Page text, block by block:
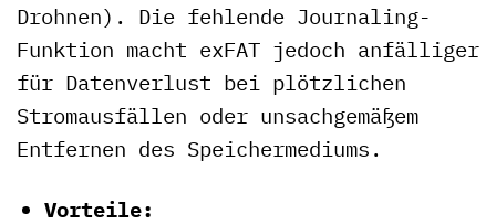
Drohnen). Die fehlende Journaling-
Funktion macht exFAT jedoch anfälliger
für Datenverlust bei plötzlichen
Stromausfällen oder unsachgemäßem
Entfernen des Speichermediums.
Vorteile: